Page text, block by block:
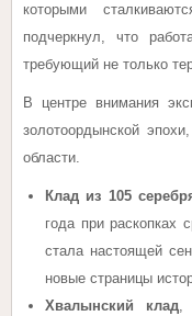
которыми
подчеркнул, что
требующий не только
В центре внимания
золотоордынской
области.
Клад из 105
года при раскопках
стала настоящей
новые страницы
Хвалынский клад,